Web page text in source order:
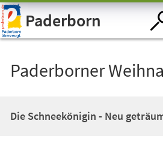
Visuelle
Assistenzsoftware
öffnen.Paderborn
Paderborner
Die Schneekönigin - Neu